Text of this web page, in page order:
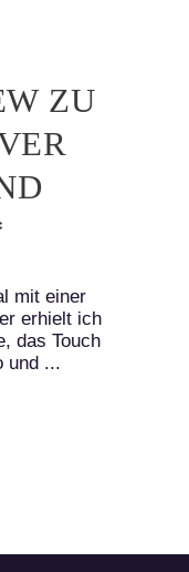
ZU
mit einer
erhielt ich
das Touch
und ...